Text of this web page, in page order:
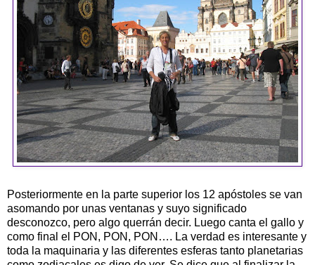
Posteriormente en la parte superior los 12 apóstoles se van
asomando por unas ventanas y suyo significado
desconozco, pero algo querrán decir. Luego canta el gallo y
como final el PON, PON, PON…. La verdad es interesante y
toda la maquinaria y las diferentes esferas tanto planetarias